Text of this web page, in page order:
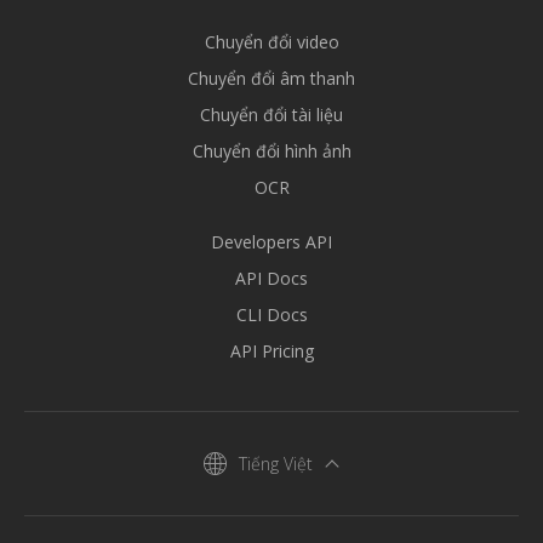
Chuyển đổi video
Chuyển đổi âm thanh
Chuyển đổi tài liệu
Chuyển đổi hình ảnh
OCR
Developers API
API Docs
CLI Docs
API Pricing
Tiếng Việt